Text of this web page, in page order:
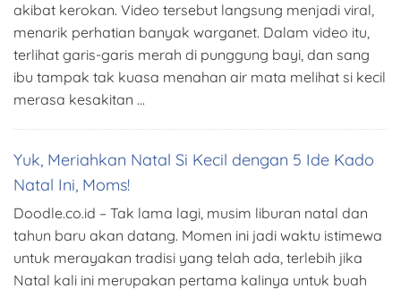
akibat kerokan. Video tersebut langsung menjadi viral,
menarik perhatian banyak warganet. Dalam video itu,
terlihat garis-garis merah di punggung bayi, dan sang
ibu tampak tak kuasa menahan air mata melihat si kecil
merasa kesakitan …
Yuk, Meriahkan Natal Si Kecil dengan 5 Ide Kado
Natal Ini, Moms!
Doodle.co.id – Tak lama lagi, musim liburan natal dan
tahun baru akan datang. Momen ini jadi waktu istimewa
untuk merayakan tradisi yang telah ada, terlebih jika
Natal kali ini merupakan pertama kalinya untuk buah